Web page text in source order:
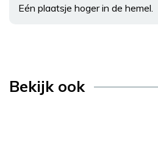
Eén plaatsje hoger in de hemel.
Bekijk ook